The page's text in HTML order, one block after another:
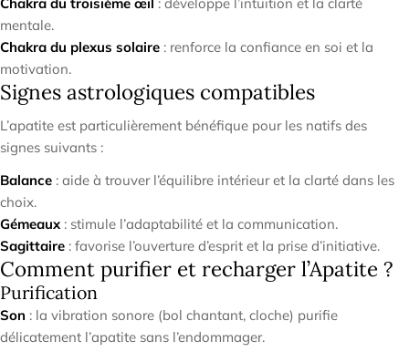
mentale.
Chakra du plexus solaire : renforce la confiance en soi et la
motivation.
Signes astrologiques compatibles
L’apatite est particulièrement bénéfique pour les natifs des
signes suivants :
Balance : aide à trouver l’équilibre intérieur et la clarté dans les
choix.
Gémeaux : stimule l’adaptabilité et la communication.
Sagittaire : favorise l’ouverture d’esprit et la prise d’initiative.
Comment purifier et recharger l’Apatite ?
Purification
Son : la vibration sonore (bol chantant, cloche) purifie
délicatement l’apatite sans l’endommager.